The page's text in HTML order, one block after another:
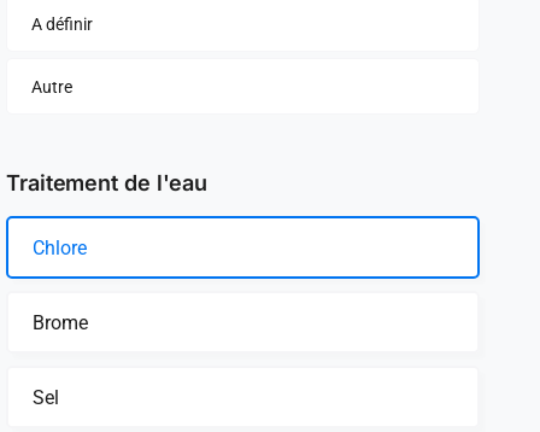
A définir
Autre
Traitement de l'eau
Chlore
Brome
Sel